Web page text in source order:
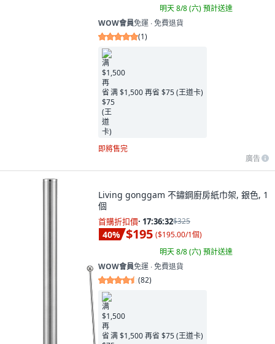
明天 8/8 (六)預計送達
WOW會員免運 ∙ 免費退貨
(1)
满 $1,500 再省 $75 (王道卡)
即將售完
廣告
Living gonggam 不鏽鋼廚房紙巾架, 銀色, 1
個
首購折扣價· 17:36:31$325
40% $195 ($195.00/1個)
明天 8/8 (六)預計送達
WOW會員免運 ∙ 免費退貨
(82)
满 $1,500 再省 $75 (王道卡)